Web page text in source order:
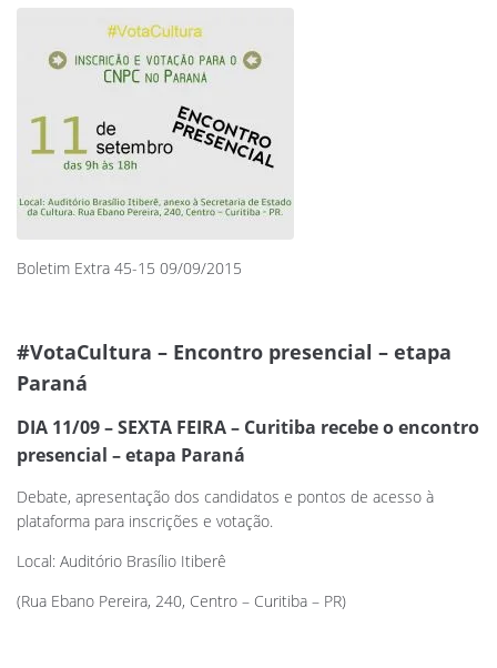
Boletim Extra 45-15 09/09/2015
#VotaCultura – Encontro presencial – etapa
Paraná
DIA 11/09 – SEXTA FEIRA – Curitiba recebe o encontro
presencial – etapa Paraná
Debate, apresentação dos candidatos e pontos de acesso à
plataforma para inscrições e votação.
Local: Auditório Brasílio Itiberê
(Rua Ebano Pereira, 240, Centro – Curitiba – PR)